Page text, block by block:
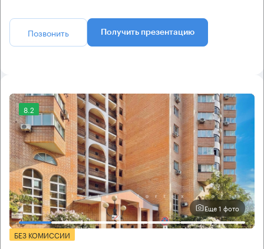
Позвонить Получить презентацию
8.2
Еще 1 фото
БЕЗ КОМИССИИ